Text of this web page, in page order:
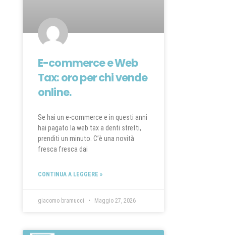
E-commerce e Web
Tax: oro per chi vende
online.
Se hai un e-commerce e in questi anni
hai pagato la web tax a denti stretti,
prenditi un minuto. C’è una novità
fresca fresca dai
CONTINUA A LEGGERE »
giacomo bramucci Maggio 27, 2026